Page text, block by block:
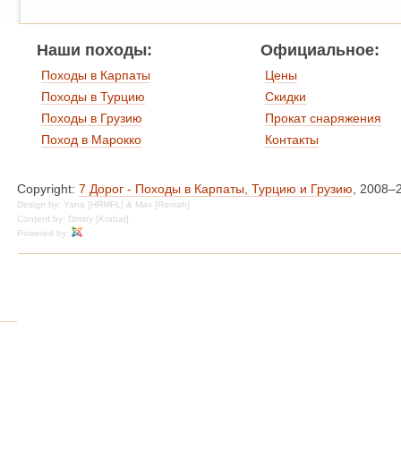
Наши походы:
Походы в Карпаты
Походы в Турцию
Походы в Грузию
Поход в Марокко
Официальное:
Цены
Скидки
Прокат снаряжения
Контакты
Copyright: 7 Дорог - Походы в Карпаты, Турцию и Грузию,
Design by: Yana [HRMFL] & Max [Romah]
Content by: Dmitry [Krabat]
Powered by: